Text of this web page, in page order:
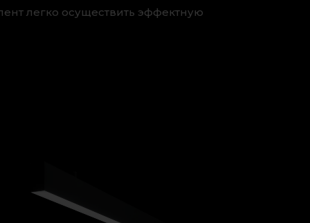
легко осуществить эффектную